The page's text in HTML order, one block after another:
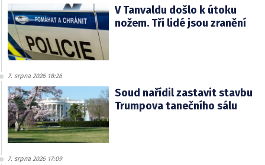
V Tanvaldu došlo k útoku
nožem. Tři lidé jsou zranění
7. srpna 2026 18:26
Soud nařídil zastavit stavbu
Trumpova tanečního sálu
7. srpna 2026 17:09